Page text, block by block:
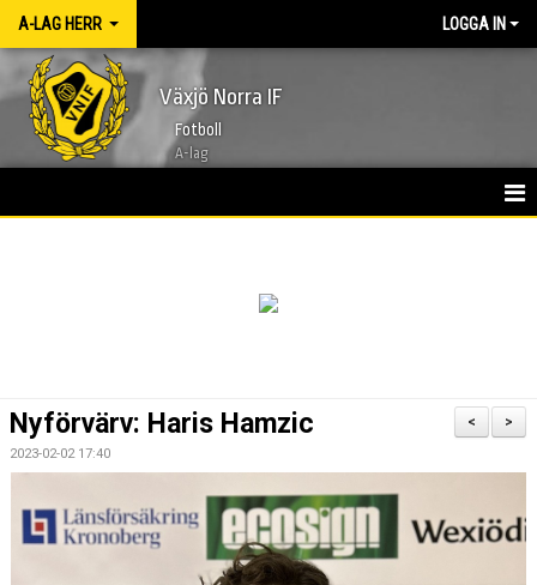
A-LAG HERR LOGGA IN
Växjö Norra IF
Fotboll
A-lag
BILDGALLERI
MATCHER
>
<
Nyförvärv: Haris Hamzic
2023-02-02 17:40